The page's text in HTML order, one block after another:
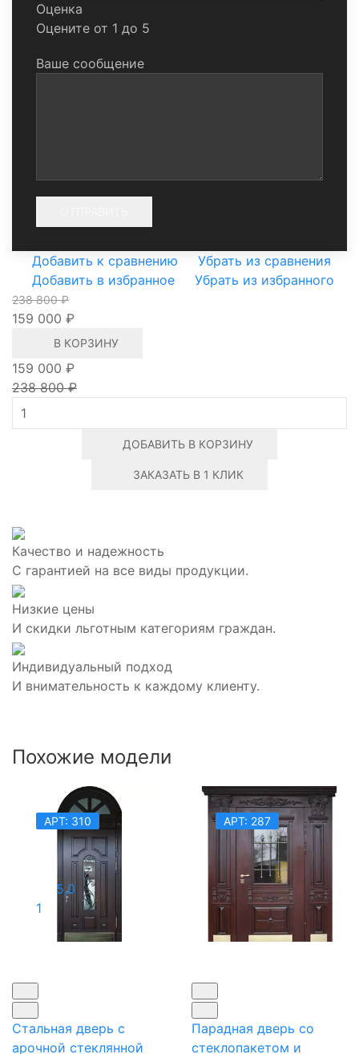
Оценка
Оцените от 1 до 5
Ваше сообщение
Добавить к сравнению
Убрать из сравнения
Добавить в избранное
Убрать из избранного
238 800 ₽
159 000 ₽
В КОРЗИНУ
159 000 ₽
238 800 ₽
ДОБАВИТЬ В КОРЗИНУ
ЗАКАЗАТЬ В 1 КЛИК
Качество и надежность
С гарантией на все виды продукции.
Низкие цены
И скидки льготным категориям граждан.
Индивидуальный подход
И внимательность к каждому клиенту.
Похожие модели
АРТ: 310
5,0
1
Стальная дверь с
арочной стеклянной
АРТ: 287
Парадная дверь со
стеклопакетом и